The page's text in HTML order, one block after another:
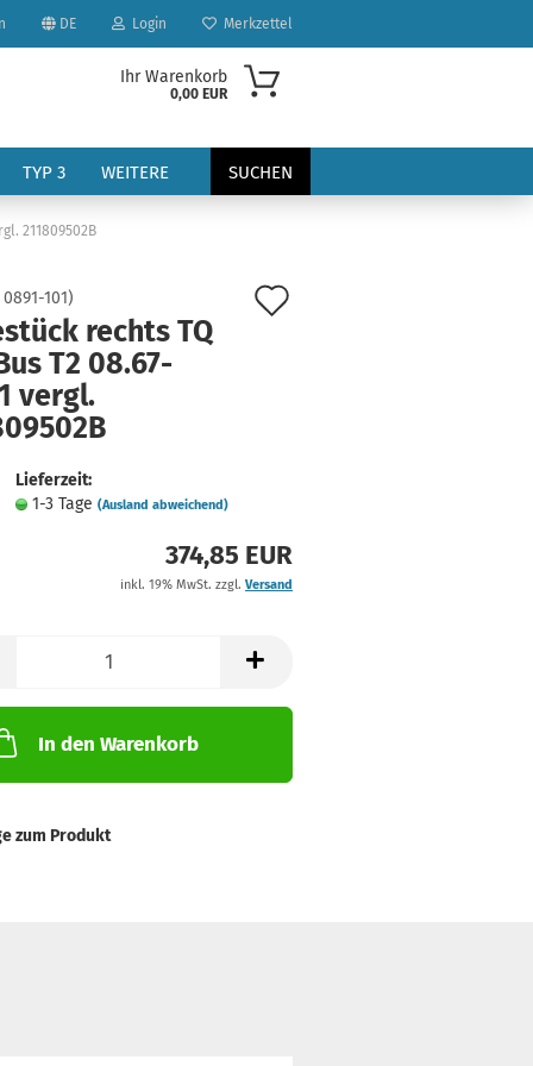
DE Login Merkzettel
Ihr Warenkorb
0,00 EUR
TYP 3 SUCHEN
WEITERE
211809502B
0891-101)
rechts TQ
T2 08.67-
vergl.
Lieferzeit:
1-3 Tage (Ausland abweichend)
374,85 EUR
inkl. 19% MwSt. zzgl. Versand
In den Warenkorb
zum Produkt